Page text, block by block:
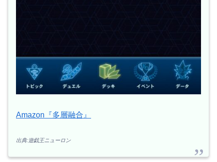
Amazon『多層融合』
出典:遊戯王ニューロン